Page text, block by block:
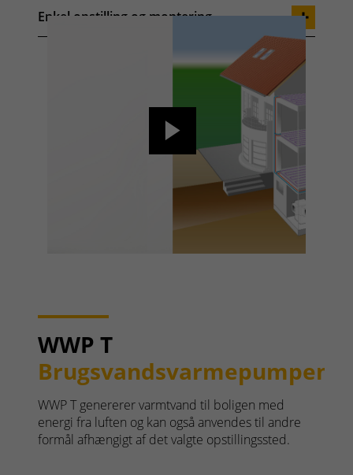
Enkel opstilling og montering
WWP T
Brugsvandsvarmepumpen.
WWP T genererer varmtvand til boligen med
energi fra luften og kan også anvendes til andre
formål afhængigt af det valgte opstillingssted.